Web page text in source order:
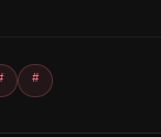
#